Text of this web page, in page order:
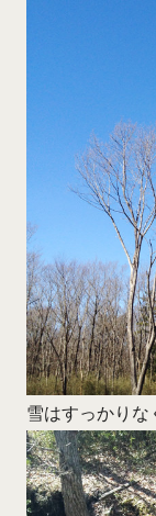
雪はすっかりな